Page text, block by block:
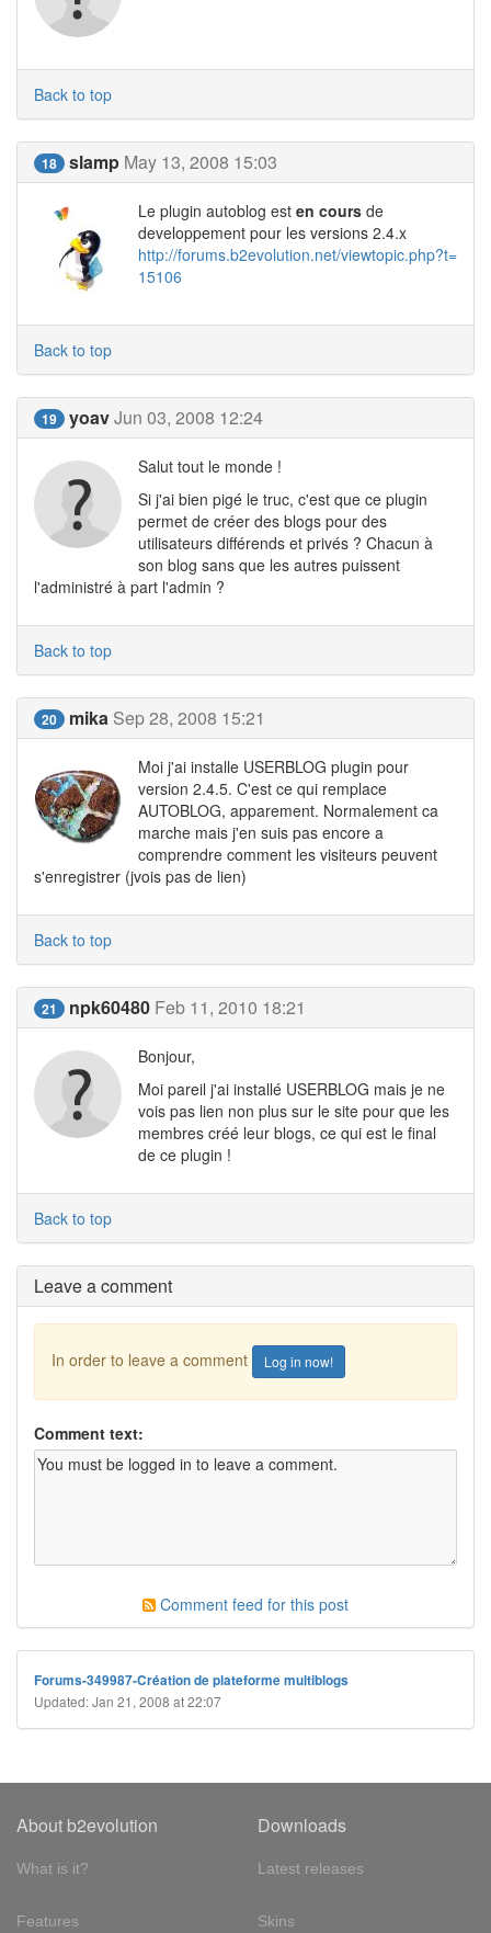
Back to top
18 slamp May 13, 2008 15:03
Le plugin autoblog est en cours de
developpement pour les versions 2.4.x
http://forums.b2evolution.net/viewtopic.php?t=
15106
Back to top
19 yoavJun 03, 2008 12:24
Salut tout le monde !
Si j'ai bien pigé le truc, c'est que ce plugin
permet de créer des blogs pour des
utilisateurs différends et privés ? Chacun à
son blog sans que les autres puissent
l'administré à part l'admin ?
Back to top
20 mika Sep 28, 2008 15:21
Moi j'ai installe USERBLOG plugin pour
version 2.4.5. C'est ce qui remplace
AUTOBLOG, apparement. Normalement ca
marche mais j'en suis pas encore a
comprendre comment les visiteurs peuvent
s'enregistrer (jvois pas de lien)
Back to top
21 npk60480 Feb 11, 2010 18:21
Bonjour,
Moi pareil j'ai installé USERBLOG mais je ne
vois pas lien non plus sur le site pour que les
membres créé leur blogs, ce qui est le final
de ce plugin !
Back to top
Leave a comment
In order to leave a comment Log in now!
Comment text:
Comment feed for this post
Forums-349987-Création de plateforme multiblogs
Updated: Jan 21, 2008 at 22:07
About b2evolution
What is it?
Features
Downloads
Latest releases
Skins